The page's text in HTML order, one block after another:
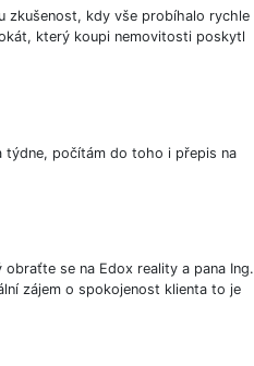
zkušenost, kdy vše probíhalo rychle
který koupi nemovitosti poskytl
týdne, počítám do toho i přepis na
se na Edox reality a pana Ing.
zájem o spokojenost klienta to je